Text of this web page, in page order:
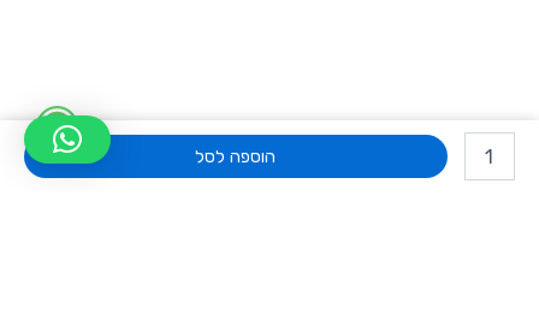
W
h
כמות
מיקסר
הוספה לסל